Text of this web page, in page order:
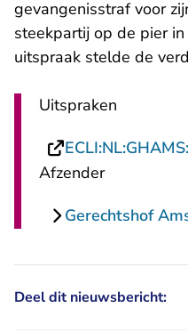
gevangenisstraf voor
steekpartij op de pier
uitspraak stelde de
Uitspraken
Afzender
Gerechtshof
Deel dit nieuwsbericht: